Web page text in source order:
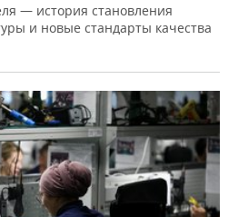
— история становления
и новые стандарты качества